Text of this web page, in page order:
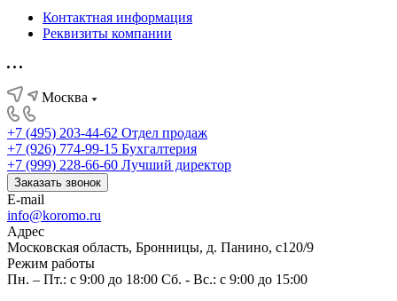
Контактная информация
Реквизиты компании
Москва
+7 (495) 203-44-62 Отдел продаж
+7 (926) 774-99-15 Бухгалтерия
+7 (999) 228-66-60 Лучший директор
Заказать звонок
E-mail
info@koromo.ru
Адрес
Московская область, Бронницы, д. Панино, с120/9
Режим работы
Пн. – Пт.: с 9:00 до 18:00 Сб. - Вс.: с 9:00 до 15:00